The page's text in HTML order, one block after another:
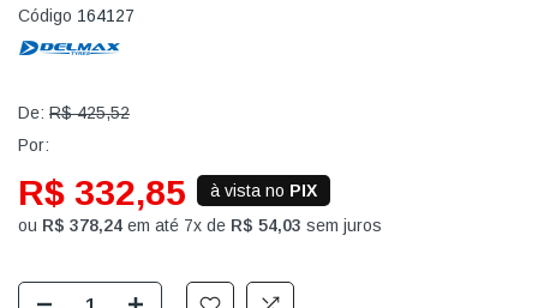
Código 164127
De: R$ 425,52
Por:
R$ 332,85 à vista no PIX
ou R$ 378,24 em até 7x de R$ 54,03 sem juros